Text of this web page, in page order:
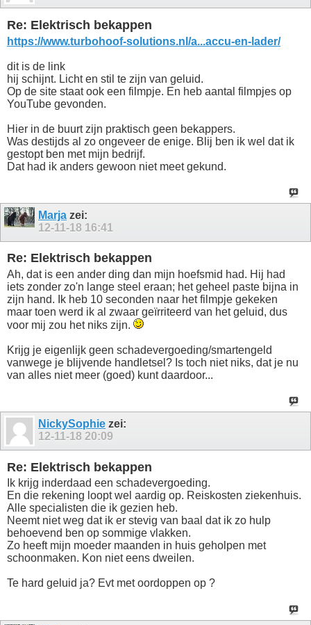
Re: Elektrisch bekappen
https://www.turbohoof-solutions.nl/a...accu-en-lader/
dit is de link
hij schijnt. Licht en stil te zijn van geluid.
Op de site staat ook een filmpje. En heb aantal filmpjes op
YouTube gevonden.
Hier in de buurt zijn praktisch geen bekappers.
Was destijds al zo ongeveer de enige. Blij ben ik wel dat ik
gestopt ben met mijn bedrijf.
Dat had ik anders gewoon niet meet gekund.
Marja zei:
12-11-18 16:41
Re: Elektrisch bekappen
Ah, dat is een ander ding dan mijn hoefsmid had. Hij had
iets zonder zo'n lange steel eraan; het geheel paste bijna in
zijn hand. Ik heb 10 seconden naar het filmpje gekeken
maar toen werd ik al zwaar geïrriteerd van het geluid, dus
voor mij zou het niks zijn.
Krijg je eigenlijk geen schadevergoeding/smartengeld
vanwege je blijvende handletsel? Is toch niet niks, dat je nu
van alles niet meer (goed) kunt daardoor...
NickySophie zei:
12-11-18 20:09
Re: Elektrisch bekappen
Ik krijg inderdaad een schadevergoeding.
En die rekening loopt wel aardig op. Reiskosten ziekenhuis.
Alle specialisten die ik gezien heb.
Neemt niet weg dat ik er stevig van baal dat ik zo hulp
behoevend ben op sommige vlakken.
Zo heeft mijn moeder maanden in huis geholpen met
schoonmaken. Kon niet eens dweilen.
Te hard geluid ja? Evt met oordoppen op ?